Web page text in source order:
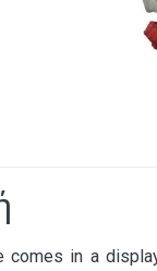
comes in a